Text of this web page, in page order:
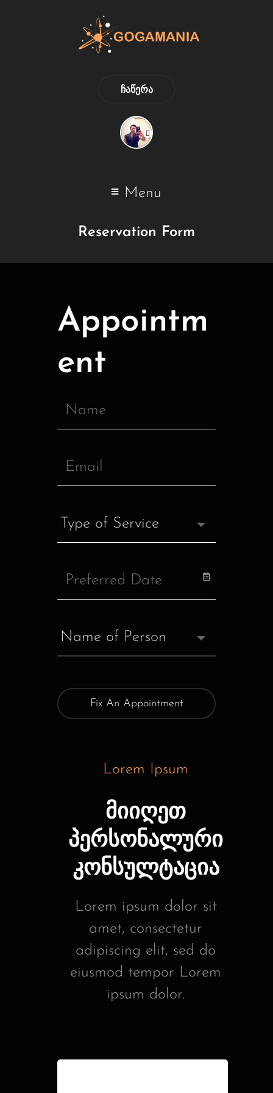
ᲩᲐᲬᲔᲠᲐ
Menu
Reservation Form
Appointm
ent
Fix An Appointment
Lorem Ipsum
მიიღეთ
პერსონალური
კონსულტაცია
Lorem ipsum dolor sit
amet, consectetur
adipiscing elit, sed do
eiusmod tempor Lorem
ipsum dolor.